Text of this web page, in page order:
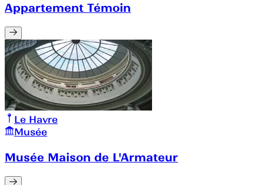
Appartement Témoin
Le Havre
Musée
Musée Maison de L'Armateur